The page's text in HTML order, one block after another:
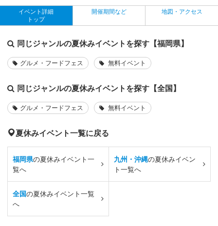
イベント詳細
トップ
開催期間など 地図・アクセス
同じジャンルの夏休みイベントを探す【福岡県】
グルメ・フードフェス 無料イベント
同じジャンルの夏休みイベントを探す【全国】
グルメ・フードフェス 無料イベント
夏休みイベント一覧に戻る
福岡県の夏休みイベント一
覧へ
九州・沖縄の夏休みイベン
ト一覧へ
全国の夏休みイベント一覧
へ